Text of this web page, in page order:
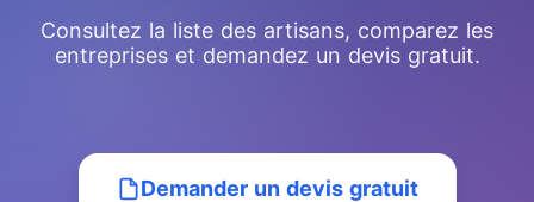
Consultez la liste des artisans, comparez les
entreprises et demandez un devis gratuit.
Demander un devis gratuit